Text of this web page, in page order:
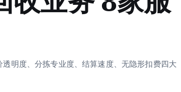
明度、分拣专业度、结算速度、无隐形扣费四大